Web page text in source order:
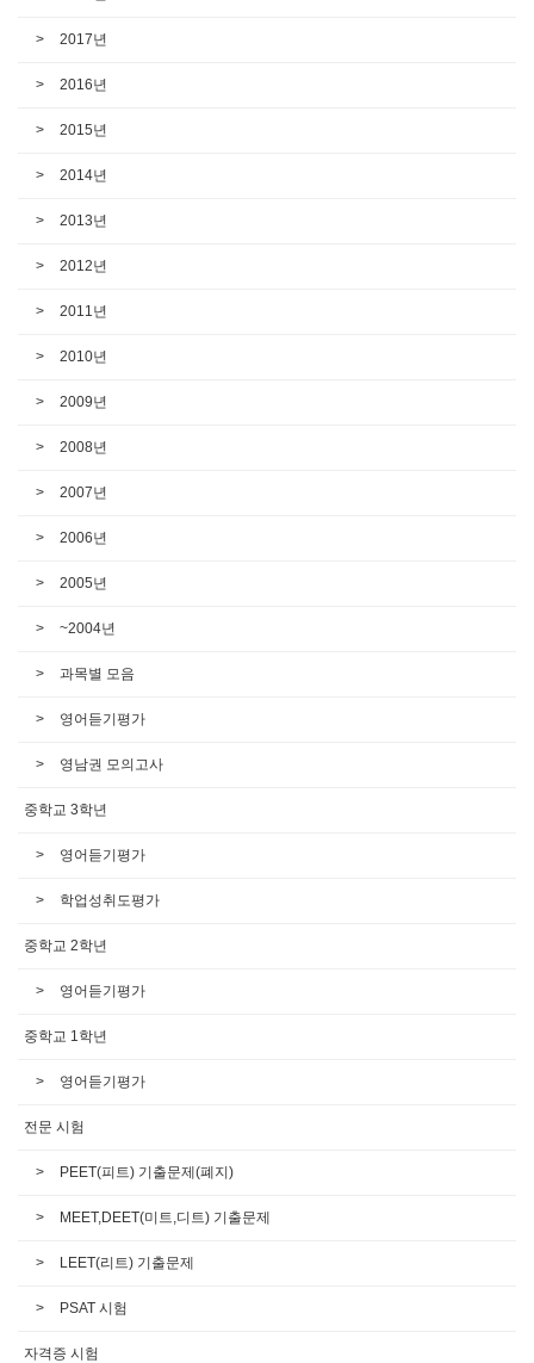
2017년
2016년
2015년
2014년
2013년
2012년
2011년
2010년
2009년
2008년
2007년
2006년
2005년
~2004년
과목별 모음
영어듣기평가
영남권 모의고사
중학교 3학년
영어듣기평가
학업성취도평가
중학교 2학년
영어듣기평가
중학교 1학년
영어듣기평가
전문 시험
PEET(피트) 기출문제(폐지)
MEET,DEET(미트,디트) 기출문제
LEET(리트) 기출문제
PSAT 시험
자격증 시험